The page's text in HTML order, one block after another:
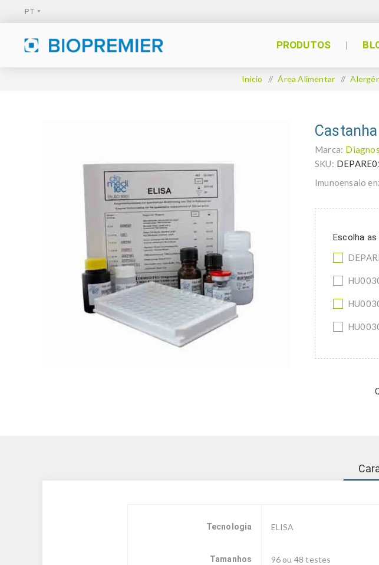
PRODUTOS
Início / Área Alimentar /
Marca:
SKU:
Imunoensaio
Escolha
Tecnologia ELISA
Tamanhos 96 ou 48 testes